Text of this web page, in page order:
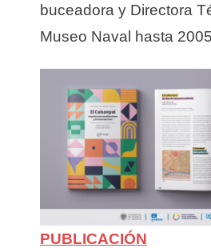
buceadora y Directora
Museo Naval hasta 2005
PUBLICACIÓN